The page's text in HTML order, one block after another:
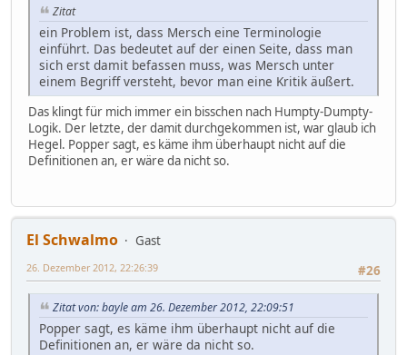
Zitat
ein Problem ist, dass Mersch eine Terminologie
einführt. Das bedeutet auf der einen Seite, dass man
sich erst damit befassen muss, was Mersch unter
einem Begriff versteht, bevor man eine Kritik äußert.
Das klingt für mich immer ein bisschen nach Humpty-Dumpty-
Logik. Der letzte, der damit durchgekommen ist, war glaub ich
Hegel. Popper sagt, es käme ihm überhaupt nicht auf die
Definitionen an, er wäre da nicht so.
El Schwalmo
Gast
#26
26. Dezember 2012, 22:26:39
Zitat von: bayle am 26. Dezember 2012, 22:09:51
Popper sagt, es käme ihm überhaupt nicht auf die
Definitionen an, er wäre da nicht so.